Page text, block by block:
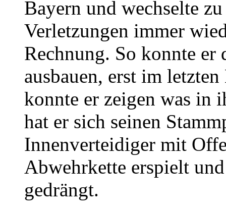
Bayern und wechselte
Verletzungen immer
Rechnung. So konnte er
ausbauen, erst im
konnte er zeigen was in
hat er sich seinen
Innenverteidiger mit
Abwehrkette erspielt
gedrängt.